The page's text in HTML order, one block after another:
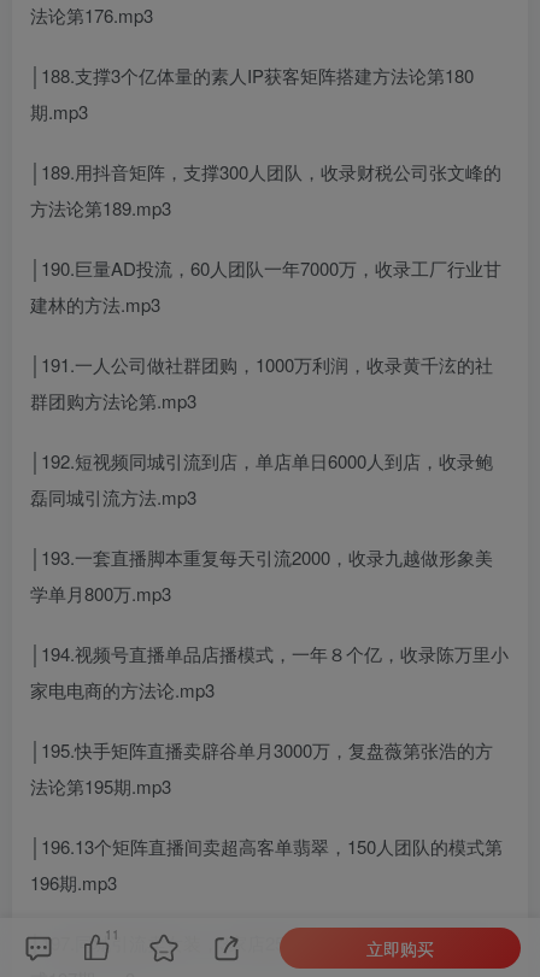
法论第176.mp3
│188.支撑3个亿体量的素人IP获客矩阵搭建方法论第180
期.mp3
│189.用抖音矩阵，支撑300人团队，收录财税公司张文峰的
方法论第189.mp3
│190.巨量AD投流，60人团队一年7000万，收录工厂行业甘
建林的方法.mp3
│191.一人公司做社群团购，1000万利润，收录黄千泫的社
群团购方法论第.mp3
│192.短视频同城引流到店，单店单日6000人到店，收录鲍
磊同城引流方法.mp3
│193.一套直播脚本重复每天引流2000，收录九越做形象美
学单月800万.mp3
│194.视频号直播单品店播模式，一年８个亿，收录陈万里小
家电电商的方法论.mp3
│195.快手矩阵直播卖辟谷单月3000万，复盘薇第张浩的方
法论第195期.mp3
│196.13个矩阵直播间卖超高客单翡翠，150人团队的模式第
196期.mp3
│197.同城引流卖女装，3家店2500万，复盘天伯同城私域模
11
立即购买